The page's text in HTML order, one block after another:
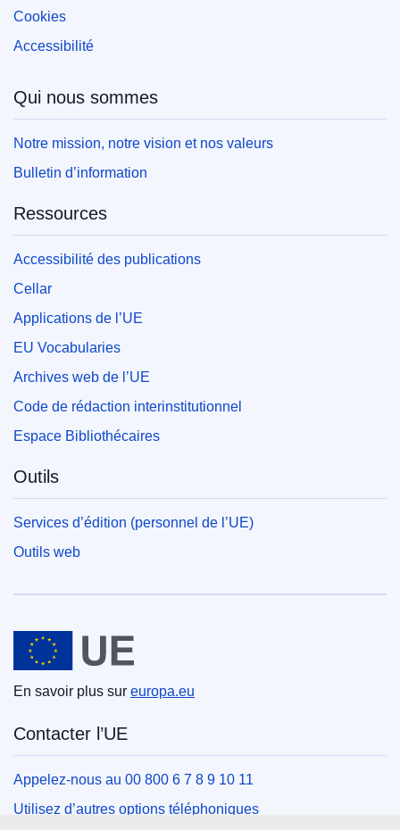
Cookies
Accessibilité
Qui nous sommes
Notre mission, notre vision et nos valeurs
Bulletin d’information
Ressources
Accessibilité des publications
Cellar
Applications de l’UE
EU Vocabularies
Archives web de l’UE
Code de rédaction interinstitutionnel
Espace Bibliothécaires
Outils
Services d’édition (personnel de l’UE)
Outils web
Union européenne
En savoir plus sur europa.eu
Contacter l’UE
Appelez-nous au 00 800 6 7 8 9 10 11
Utilisez d’autres options téléphoniques